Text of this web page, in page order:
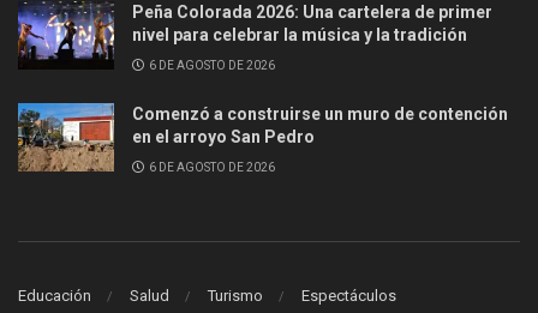
Peña Colorada 2026: Una cartelera de primer
nivel para celebrar la música y la tradición
6 DE AGOSTO DE 2026
Comenzó a construirse un muro de contención
en el arroyo San Pedro
6 DE AGOSTO DE 2026
Educación Salud Turismo Espectáculos